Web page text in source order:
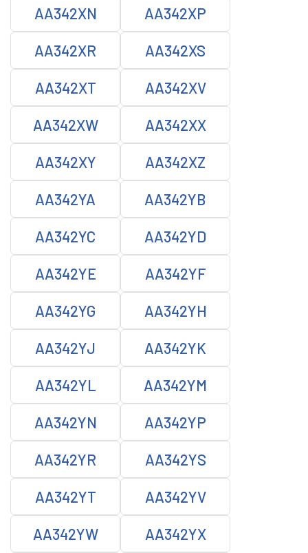
AA342XN AA342XP
AA342XR AA342XS
AA342XT AA342XV
AA342XW AA342XX
AA342XY AA342XZ
AA342YA AA342YB
AA342YC AA342YD
AA342YE AA342YF
AA342YG AA342YH
AA342YJ AA342YK
AA342YL AA342YM
AA342YN AA342YP
AA342YR AA342YS
AA342YT AA342YV
AA342YW AA342YX